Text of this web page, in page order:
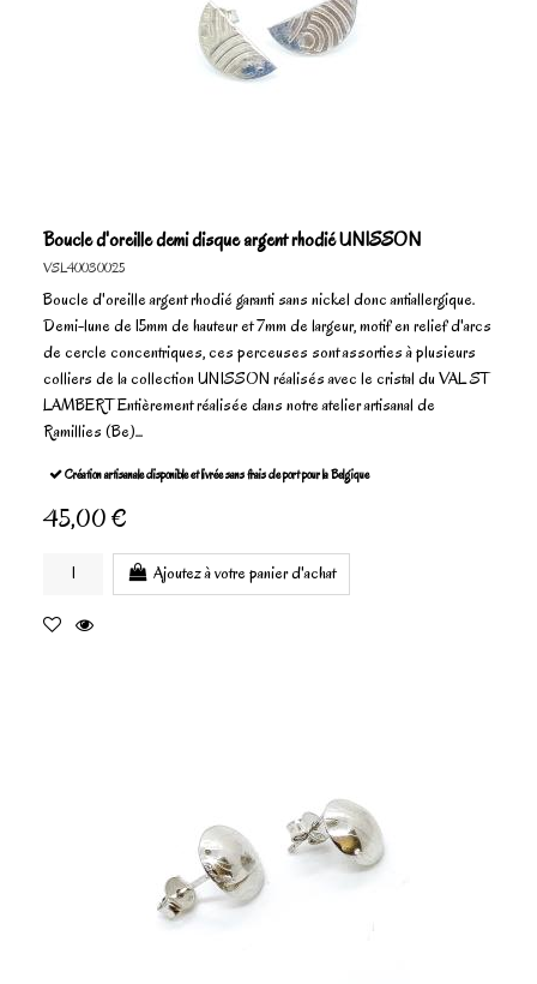
Boucle d'oreille demi disque argent rhodié UNISSON
VSL40030025
Boucle d'oreille argent rhodié garanti sans nickel donc antiallergique.
Demi-lune de 15mm de hauteur et 7mm de largeur, motif en relief d'arcs
de cercle concentriques, ces perceuses sont assorties à plusieurs
colliers de la collection UNISSON réalisés avec le cristal du VAL ST
LAMBERT Entièrement réalisée dans notre atelier artisanal de
Ramillies (Be)...
Création artisanale disponible et livrée sans frais de port pour la Belgique
45,00 €
Ajoutez à votre panier d'achat